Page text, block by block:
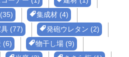
集成材 (4)
(77)
発砲ウレタン (2)
(6)
物干し場 (9)